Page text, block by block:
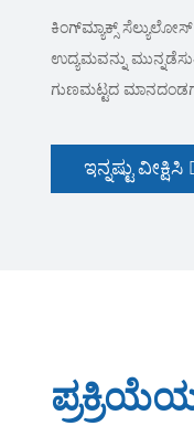
ಕಿಂಗ್‌ಮ್ಯಾಕ್ಸ್
ಉದ್ಯಮವನ್ನು
ಗುಣಮಟ್ಟದ
ಇನ್ನಷ್ಟು ವೀಕ್ಷಿಸಿ